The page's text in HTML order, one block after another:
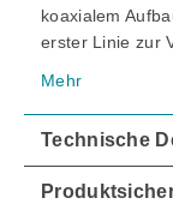
koaxialem
erster Linie zur
Mehr
Technische